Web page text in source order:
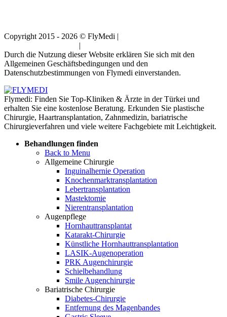
Copyright 2015 - 2026 © FlyMedi |
|
Durch die Nutzung dieser Website erklären Sie sich mit den
Allgemeinen Geschäftsbedingungen und den
Datenschutzbestimmungen von Flymedi einverstanden.
Flymedi: Finden Sie Top-Kliniken & Ärzte in der Türkei und
erhalten Sie eine kostenlose Beratung. Erkunden Sie plastische
Chirurgie, Haartransplantation, Zahnmedizin, bariatrische
Chirurgieverfahren und viele weitere Fachgebiete mit Leichtigkeit.
Behandlungen finden
Back to Menu
Allgemeine Chirurgie
Inguinalhernie Operation
Knochenmarktransplantation
Lebertransplantation
Mastektomie
Nierentransplantation
Augenpflege
Hornhauttransplantat
Katarakt-Chirurgie
Künstliche Hornhauttransplantation
LASIK-Augenoperation
PRK Augenchirurgie
Schielbehandlung
Smile Augenchirurgie
Bariatrische Chirurgie
Diabetes-Chirurgie
Entfernung des Magenbandes